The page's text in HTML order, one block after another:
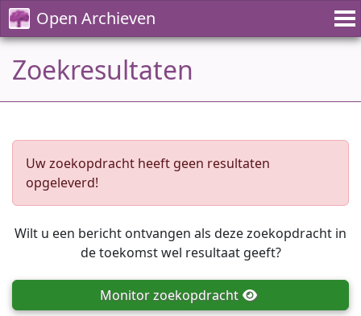
Open Archieven
Zoekresultaten
Uw zoekopdracht heeft geen resultaten
opgeleverd!
Wilt u een bericht ontvangen als deze zoekopdracht in
de toekomst wel resultaat geeft?
Monitorzoekopdracht